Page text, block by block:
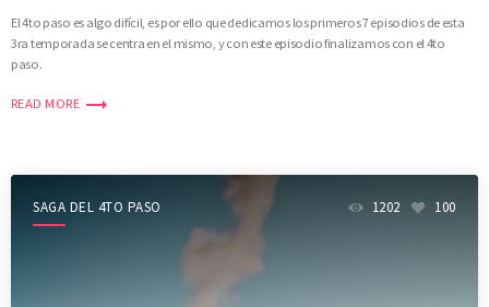
El 4to paso es algo difícil, es por ello que dedicamos los primeros 7 episodios de esta
3ra temporada se centra en el mismo, y con este episodio finalizamos con el 4to
paso.
READ MORE trending_flat
SAGA DEL 4TO PASO 1202 100